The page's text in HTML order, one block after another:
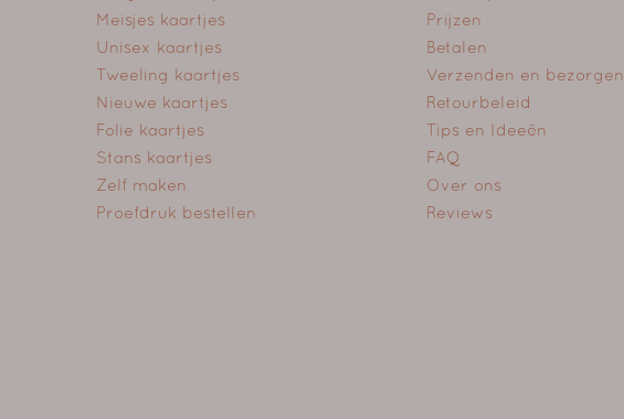
Meisjes kaartjes
Unisex kaartjes
Tweeling kaartjes
Nieuwe kaartjes
Folie kaartjes
Stans kaartjes
Zelf maken
Proefdruk bestellen
Prijzen
Betalen
Verzenden en bezorgen
Retourbeleid
Tips en Ideeën
FAQ
Over ons
Reviews